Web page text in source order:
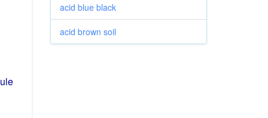
acid blue black
acid brown soil